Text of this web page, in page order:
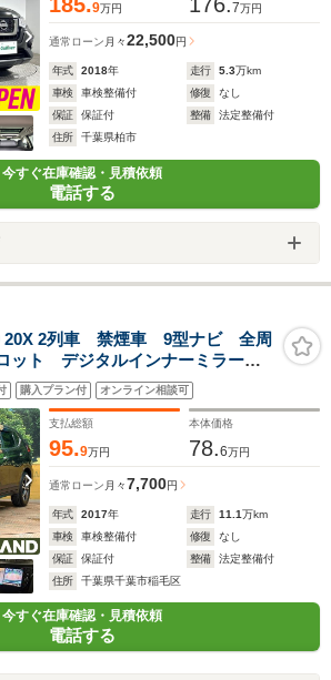
9万円 7万円
通常ローン 月々22,500円
年式 2018年 走行 5.3万km
車検
車検整備付 修復
なし
保証
保証付 整備
法定整備付
住所
千葉県柏市
今すぐ在庫確認・見積依頼
電話する
20X 2列車 禁煙車 9型ナビ 全周
ット デジタルインナーミラー
ジェンシーブレーキ クリアラ
ドライト 純正18インチAW
購入プラン付 オンライン相談可
支払総額
95.9万円
本体価格
78.6万円
通常ローン 月々7,700円
年式 2017年 走行 11.1万km
車検
車検整備付 修復
なし
保証
保証付 整備
法定整備付
住所
千葉県千葉市稲毛区
今すぐ在庫確認・見積依頼
電話する